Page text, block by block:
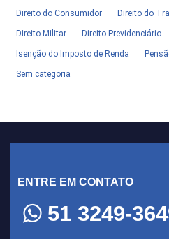
Direito do Consumidor Direito do
Direito Militar Direito Previdenciário
Isenção do Imposto de Renda
Sem categoria
ENTRE EM CONTATO
51 3249-